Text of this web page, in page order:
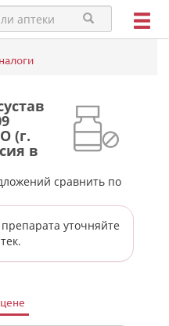
(г.
в
Туры
сравнить по
уточняйте